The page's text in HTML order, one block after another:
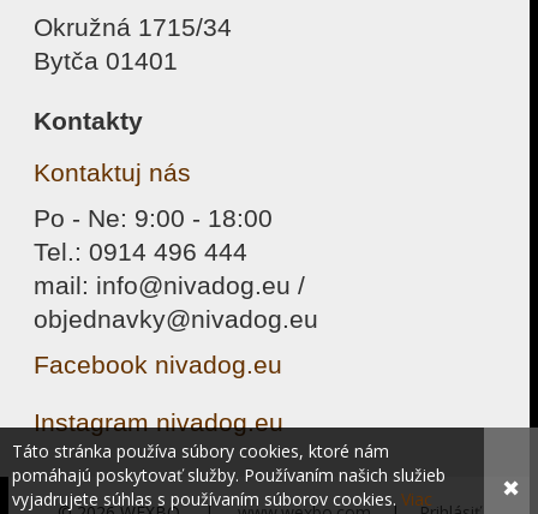
Okružná 1715/34
Bytča 01401
Kontakty
Kontaktuj nás
Po - Ne: 9:00 - 18:00
Tel.: 0914 496 444
mail: info@nivadog.eu /
objednavky@nivadog.eu
Facebook nivadog.eu
Instagram nivadog.eu
Táto stránka používa súbory cookies, ktoré nám
pomáhajú poskytovať služby. Používaním našich služieb
vyjadrujete súhlas s používaním súborov cookies. Viac
✖